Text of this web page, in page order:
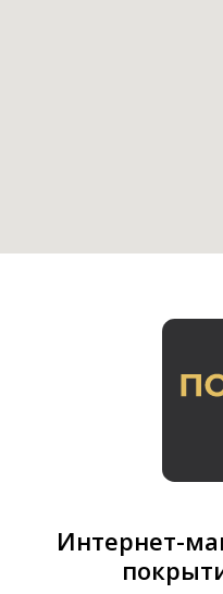
Интернет-